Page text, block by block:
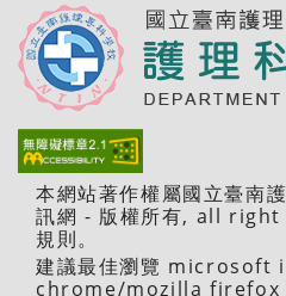
本網站著作權屬國立臺南
訊網 - 版權所有, all right
規則。
建議最佳瀏覽 microsoft
chrome/mozilla firefox